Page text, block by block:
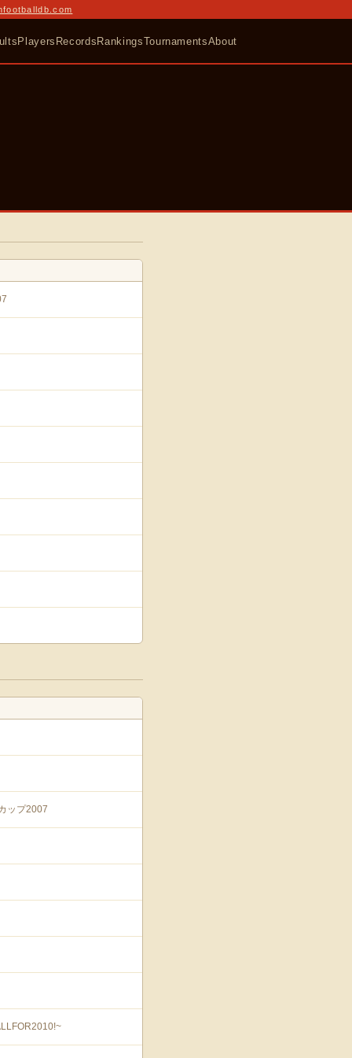
Players RecordsRankingsTournamentsAbout
ップ2007